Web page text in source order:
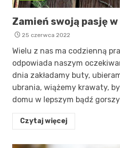
Zamień swoją pasję
25 czerwca 2022
Wielu z nas ma codzienną
odpowiada naszym
dnia zakładamy buty,
ubrania, wiążemy krawaty,
domu w lepszym bądź
Czytaj więcej